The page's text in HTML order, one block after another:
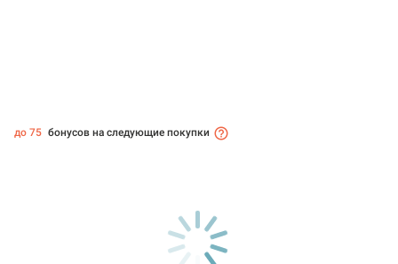
до 75 бонусов на следующие покупки